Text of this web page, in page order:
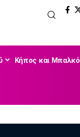
Κήπος και